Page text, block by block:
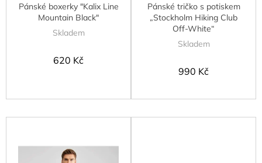
Pánské boxerky "Kalix Line
Mountain Black"
Skladem
620 Kč
Pánské tričko s potiskem
„Stockholm Hiking Club
Off-White“
Skladem
990 Kč